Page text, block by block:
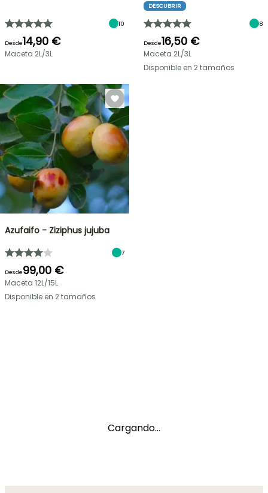
10
Desde14,90 €
Maceta 2L/3L
DESCUBRIR
8
Desde16,50 €
Maceta 2L/3L
Disponible en 2 tamaños
Azufaifo - Ziziphus jujuba
7
Desde99,00 €
Maceta 12L/15L
Disponible en 2 tamaños
Cargando...